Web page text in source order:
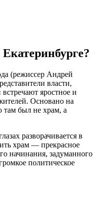
(режиссер Андрей
власти,
встречают яростное и
Основано на
там был не храм, а
разворачивается в
храм — прекрасное
начинания, задуманного
политическое